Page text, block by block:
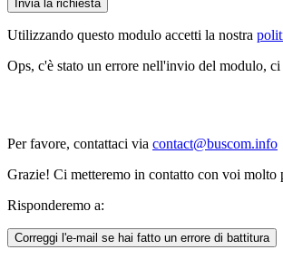
Invia la richiesta
Utilizzando questo modulo accetti la nostra
Ops, c'è stato un errore nell'invio del modulo, ci
Per favore, contattaci via contact@buscom.info
Grazie! Ci metteremo in contatto con voi molto
Risponderemo a:
Correggi l'e-mail se hai fatto un errore di battitura